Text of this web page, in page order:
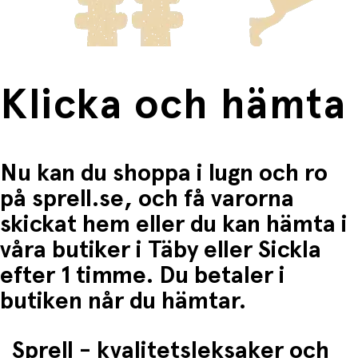
standard EN14350.
Specifikationer:.
2 x flasknappar i medicinsk silikon.
Användning och underhåll
Före första användningen:
Undersök nappen noggrant genom att dra i den i
alla riktningar och kontrollera om den är svag eller
skadad.
Sterilisera alltid nya nappar före första
användningen.
Fri frakt när du handlar för mer än 1500:-
Klicka och hämta
Nu kan du shoppa i lugn och ro
på sprell.se, och få varorna
skickat hem eller du kan hämta i
våra butiker i Täby eller Sickla
efter 1 timme. Du betaler i
butiken når du hämtar.
Sprell - kvalitetsleksaker och